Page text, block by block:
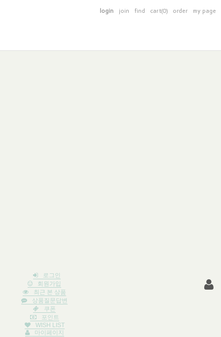
login join find cart(0) order my page
로그인
회원가입
최근 본 상품
상품질문답변
쿠폰
포인트
WISH LIST
마이페이지